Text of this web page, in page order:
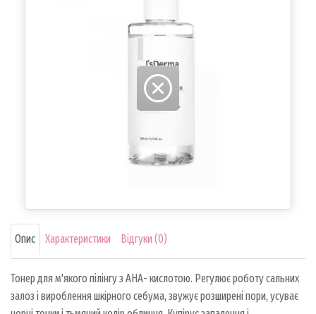
Опис Характеристики Відгуки (0)
Тонер для м'якого пілінгу з AHA- кислотою. Регулює роботу сальних
залоз і вироблення шкірного себума, звужує розширені пори, усуває